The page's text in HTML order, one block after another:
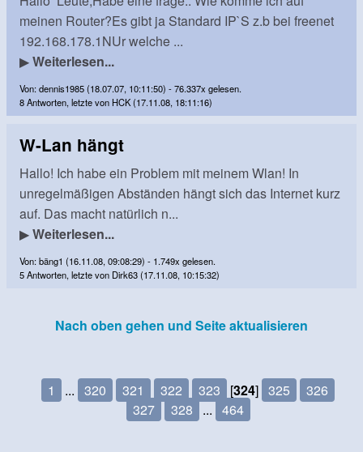
meinen Router?Es gibt ja Standard IP`S z.b bei freenet
192.168.178.1NUr welche ...
▶Weiterlesen...
Von: dennis1985 (18.07.07, 10:11:50) - 76.337x gelesen.
8 Antworten, letzte von HCK (17.11.08, 18:11:16)
W-Lan hängt
Hallo! Ich habe ein Problem mit meinem Wlan! In
unregelmäßigen Abständen hängt sich das Internet kurz
auf. Das macht natürlich n...
▶Weiterlesen...
Von: bäng1 (16.11.08, 09:08:29) - 1.749x gelesen.
5 Antworten, letzte von Dirk63 (17.11.08, 10:15:32)
Nach oben gehen und Seite aktualisieren
1 ... 320 321 322 323 [324] 325
326
327
328 ... 464